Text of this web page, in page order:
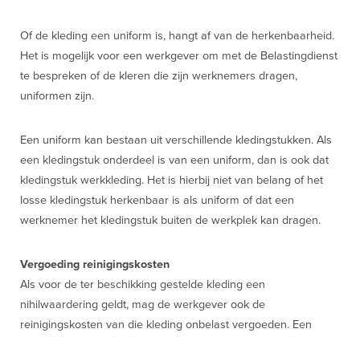
Of de kleding een uniform is, hangt af van de herkenbaarheid.
Het is mogelijk voor een werkgever om met de Belastingdienst
te bespreken of de kleren die zijn werknemers dragen,
uniformen zijn.
Een uniform kan bestaan uit verschillende kledingstukken. Als
een kledingstuk onderdeel is van een uniform, dan is ook dat
kledingstuk werkkleding. Het is hierbij niet van belang of het
losse kledingstuk herkenbaar is als uniform of dat een
werknemer het kledingstuk buiten de werkplek kan dragen.
Vergoeding reinigingskosten
Als voor de ter beschikking gestelde kleding een
nihilwaardering geldt, mag de werkgever ook de
reinigingskosten van die kleding onbelast vergoeden. Een